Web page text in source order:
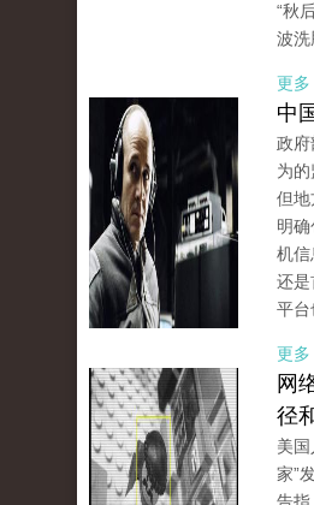
“秋
波洗
更多
中
政府
为的
但地
明
机信
还是
平台
更多
网
径
美国
家”